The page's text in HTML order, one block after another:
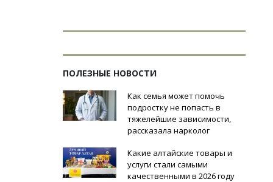
ПОЛЕЗНЫЕ НОВОСТИ
Как семья может помочь
подростку не попасть в
тяжелейшие зависимости,
рассказала нарколог
Какие алтайские товары и
услуги стали самыми
качественными в 2026 году